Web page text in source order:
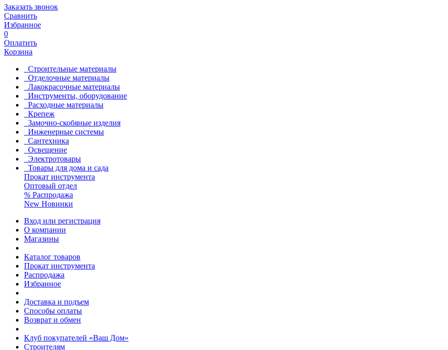
Заказать звонок
Сравнить
Избранное
0
Оплатить
Корзина
Строительные материалы
Отделочные материалы
Лакокрасочные материалы
Инструменты, оборудование
Расходные материалы
Крепеж
Замочно-скобяные изделия
Инженерные системы
Сантехника
Освещение
Электротовары
Товары для дома и сада
Прокат инструмента
Оптовый отдел
% Распродажа
New Новинки
Вход или регистрация
О компании
Магазины
Каталог товаров
Прокат инструмента
Распродажа
Избранное
Доставка и подъем
Способы оплаты
Возврат и обмен
Клуб покупателей «Ваш Дом»
Строителям